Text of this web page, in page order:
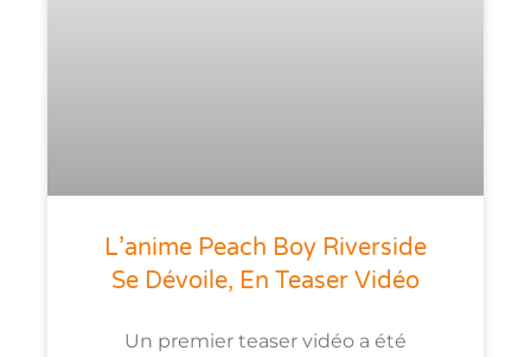
L’anime Peach Boy Riverside
Se Dévoile, En Teaser Vidéo
Un premier teaser vidéo a été